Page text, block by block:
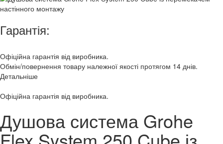
Гарантія:
Офіційна гарантія від виробника.
Обмін/повернення товару належної якості протягом 14 днів.
Детальніше
Офіційна гарантія від виробника.
Душова система Grohe